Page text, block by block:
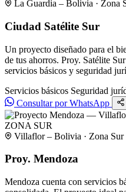
La Guardia – Bolivia · Zona
Ciudad Satélite Sur
Un proyecto diseñado para el
de tus ahorros. Proy. Satélite
servicios básicos y seguridad
Servicios básicos Seguridad
Consultar por WhatsApp
ZONA SUR
Villaflor – Bolivia · Zona Sur
Proy. Mendoza
Mendoza cuenta con servicios